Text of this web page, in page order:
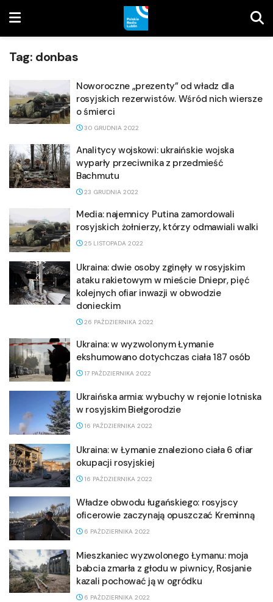
Tag: donbas
Noworoczne „prezenty” od władz dla
rosyjskich rezerwistów. Wśród nich wiersze
o śmierci
30 GRUDNIA 2022
Analitycy wojskowi: ukraińskie wojska
wyparły przeciwnika z przedmieść
Bachmutu
23 GRUDNIA 2022
Media: najemnicy Putina zamordowali
rosyjskich żołnierzy, którzy odmawiali walki
25 LISTOPADA 2022
Ukraina: dwie osoby zginęły w rosyjskim
ataku rakietowym w mieście Dniepr, pięć
kolejnych ofiar inwazji w obwodzie
donieckim
26 PAŹDZIERNIKA 2022
Ukraina: w wyzwolonym Łymanie
ekshumowano dotychczas ciała 187 osób
17 PAŹDZIERNIKA 2022
Ukraińska armia: wybuchy w rejonie lotniska
w rosyjskim Biełgorodzie
16 PAŹDZIERNIKA 2022
Ukraina: w Łymanie znaleziono ciała 6 ofiar
okupacji rosyjskiej
16 PAŹDZIERNIKA 2022
Władze obwodu ługańskiego: rosyjscy
oficerowie zaczynają opuszczać Kreminną
6 PAŹDZIERNIKA 2022
Mieszkaniec wyzwolonego Łymanu: moja
babcia zmarła z głodu w piwnicy, Rosjanie
kazali pochować ją w ogródku
6 PAŹDZIERNIKA 2022